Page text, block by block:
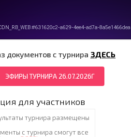
документов с турнира ЗДЕСЬ
ЭФИРЫ ТУРНИРА 26.07.2026Г
для участников